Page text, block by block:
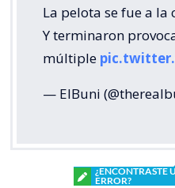
La pelota se fue a la
Y terminaron
múltiple
— ElBuni
¿ENCONTRASTE
ERROR?